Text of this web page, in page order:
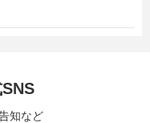
知など